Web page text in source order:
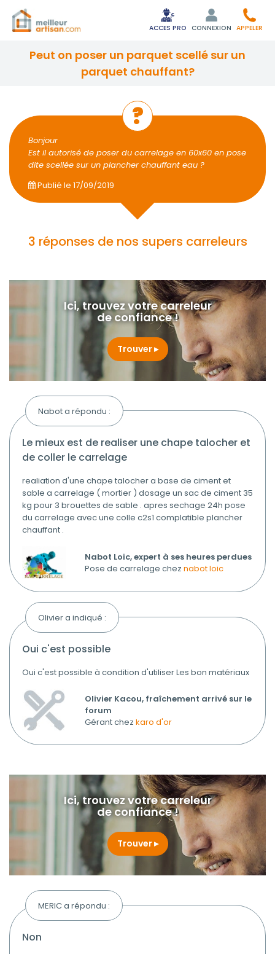
ACCES PRO CONNEXION APPELER
peut on poser un parquet scellé sur un
parquet chauffant?
Bonjour
Est il autorisé de poser du carrelage en 60x60 en pose
dite scellée sur un plancher chauffant eau ?
Publié le 17/09/2019
3 réponses de nos supers carreleurs
Ici, trouvez votre carreleur
de confiance !
Trouver
Nabot a répondu :
le mieux est de realiser une chape talocher et
de coller le carrelage
realiation d'une chape talocher a base de ciment et
sable a carrelage ( mortier ) dosage un sac de ciment 35
kg pour 3 brouettes de sable . apres sechage 24h pose
du carrelage avec une colle c2s1 complatible plancher
chauffant .
Nabot Loic, expert à ses heures perdues
Pose de carrelage chez nabot loic
Olivier a indiqué :
oui c'est possible
Oui c'est possible à condition d'utiliser Les bon matériaux
Olivier Kacou, fraîchement arrivé sur le
forum
Gérant chez karo d'or
Ici, trouvez votre carreleur
de confiance !
Trouver
MERIC a répondu :
non